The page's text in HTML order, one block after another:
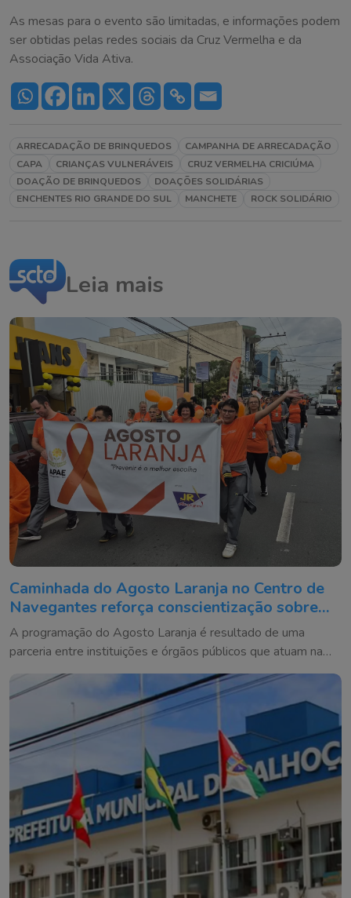
As mesas para o evento são limitadas, e informações podem
ser obtidas pelas redes sociais da Cruz Vermelha e da
Associação Vida Ativa.
ARRECADAÇÃO DE BRINQUEDOS
CAMPANHA DE ARRECADAÇÃO
CAPA
CRIANÇAS VULNERÁVEIS
CRUZ VERMELHA CRICIÚMA
DOAÇÃO DE BRINQUEDOS
DOAÇÕES SOLIDÁRIAS
ENCHENTES RIO GRANDE DO SUL
MANCHETE ROCK SOLIDÁRIO
Leia mais
Caminhada do Agosto Laranja no Centro de
Navegantes reforça conscientização sobre
prevenção de deficiências
A programação do Agosto Laranja é resultado de uma
parceria entre instituições e órgãos públicos que atuam na
defesa dos direitos das pessoas com deficiência